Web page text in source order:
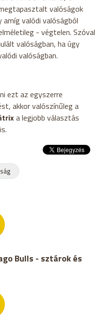
valóságok
valódi valóságból
- végtelen. Szóval
valóságban, ha úgy
valóságban.
ezt az egyszerre
akkor valószínűleg a
a legjobb választás
Bulls - sztárok és